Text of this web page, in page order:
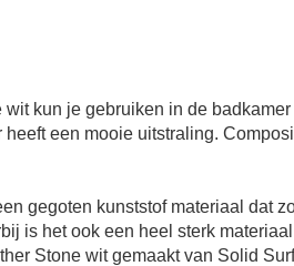
kun je gebruiken in de
heeft een mooie uitstraling.
gegoten kunststof materiaal dat
is het ook een heel sterk
Stone wit gemaakt van Solid